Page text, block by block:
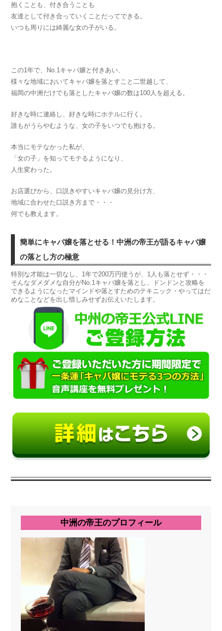
抱くことも、付き合うことも
友達として付き合っていくことだってできる。
いつも周りには綺麗な女の子がいる。
この1年で、No.1キャバ嬢と付きあい、
様々な地域においてキャバ嬢を落とすこと二世越して、
福岡の中洲だけでも落としたキャバ嬢の数は100人を超える。
好きな時に連絡し、好きな時にホテルに行く。
誰もがうらやむような、女の子をいつでも抱ける。
本当にモテなかった私が、
「女の子」を知ってモテるようになり、
人生変わった。
お店選びから、口説きやすいキャバ嬢の見分け方、
地域に合わせた口説き方まで・・・
何でも教えます。
簡単にキャバ嬢を落とせる！中洲の帝王が語るキャバ嬢
の落とし方の極意
特別な才能は一切なし、1年で200万円使うが、1人も落とせず・・・
そんなダメダメな自分がNo.1キャバ嬢を落とし、ドンドンと攻略を
できるようになったマインドや落とすためのテキニック・やってはだ
めなことなどを出し惜しみせずお伝えいたします。
中洲の帝王のプロフィール